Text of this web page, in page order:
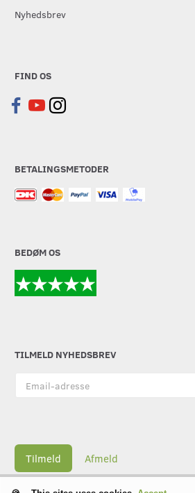
Nyhedsbrev
FIND OS
BETALINGSMETODER
BEDØM OS
TILMELD NYHEDSBREV
adresse
Tilmeld Afmeld